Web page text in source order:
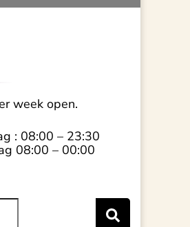
week open.
: 08:00 – 23:30
08:00 – 00:00